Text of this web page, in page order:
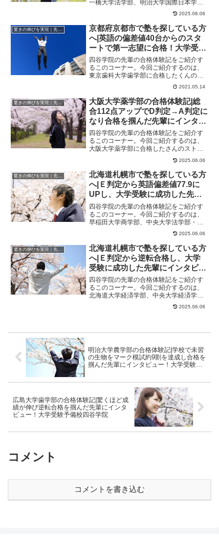
一橋大学法学部、明治大学国際日本学
部、立教大学異文化コミュニケーション
2025.06.06
京都府京都市で塾を探している方
へ|英語の偏差値40台からのスタ
ートで第一志望に合格！大学受験
に成功した先輩にインタビュー！
大学受験予備校四谷学院
四谷学院の先輩の合格体験記をご紹介す
るこのコーナー。今回ご紹介するのは、
東京歯科大学歯学部に合格したくんのス
トーリーです。とにかく英語が苦手。偏
2021.05.14
驚きの伸びを実現｜先輩列伝
大阪大学薬学部の合格体験記|総
合112点アップでD判定→A判定に
なり合格を掴んだ先輩にインタビ
ュー！大学受験予備校四谷学院
四谷学院の先輩の合格体験記をご紹介す
るこのコーナー。今回ご紹介するのは、
大阪大学薬学部に合格したさんのストー
リーです。さんが合格した大学大阪大学
2025.06.06
驚きの伸びを実現｜先輩列伝
北海道札幌市で塾を探している方
へ|Ｅ判定から英語偏差値77.9に
UPし、大学受験に成功した先輩
にインタビュー！大学受験予備校
四谷学院
四谷学院の先輩の合格体験記をご紹介す
るこのコーナー。今回ご紹介するのは、
早稲田大学商学部、中央大学法学部・経
済学部、青山学院大学経営学部、明治大
2025.06.06
北海道札幌市で塾を探している方
へ|Ｅ判定から逆転合格し、大学
受験に成功した先輩にインタビュ
ー！大学受験予備校四谷学院
四谷学院の先輩の合格体験記をご紹介す
るこのコーナー。今回ご紹介するのは、
北海道大学経済学部、中央大学経済学部
に合格したくんのストーリーです。わか
2025.06.06
明治大学農学部の合格体験記|学校で未習
の生物をマーク模試約9割を達成し合格を
掴んだ先輩にインタビュー！大学受験予
広島大学歯学部の合格体験記|驚くほど成
績が伸び逆転合格を掴んだ先輩にインタ
ビュー！大学受験予備校四谷学院
コメント
コメントを書き込む